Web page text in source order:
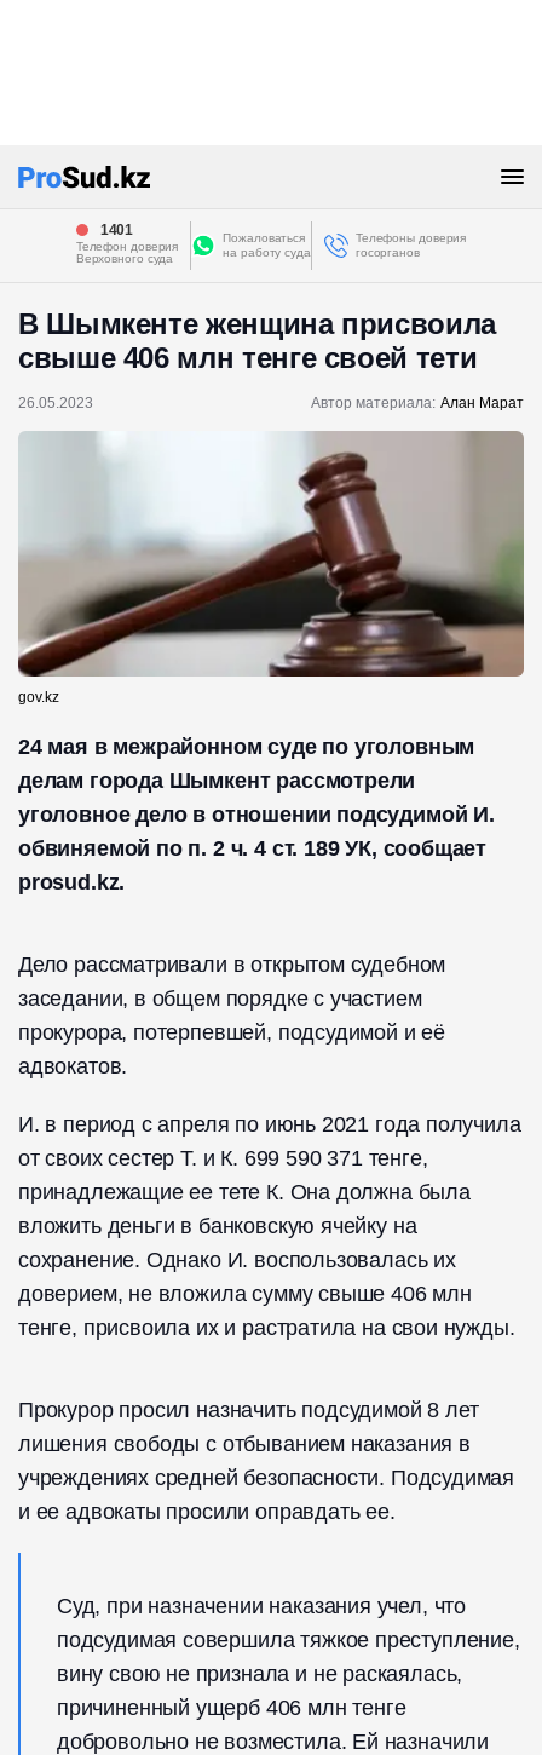
1401
Телефон доверия
Верховного суда
Пожаловаться
на работу суда
Телефоны доверия
госорганов
В Шымкенте женщина присвоила
свыше 406 млн тенге своей тети
26.05.2023 Автор материала: Алан Марат
gov.kz
24 мая в межрайонном суде по уголовным
делам города Шымкент рассмотрели
уголовное дело в отношении подсудимой И.
обвиняемой по п. 2 ч. 4 ст. 189 УК, сообщает
prosud.kz.
Дело рассматривали в открытом судебном
заседании, в общем порядке с участием
прокурора, потерпевшей, подсудимой и её
адвокатов.
И. в период с апреля по июнь 2021 года получила
от своих сестер Т. и К. 699 590 371 тенге,
принадлежащие ее тете К. Она должна была
вложить деньги в банковскую ячейку на
сохранение. Однако И. воспользовалась их
доверием, не вложила сумму свыше 406 млн
тенге, присвоила их и растратила на свои нужды.
Прокурор просил назначить подсудимой 8 лет
лишения свободы с отбыванием наказания в
учреждениях средней безопасности. Подсудимая
и ее адвокаты просили оправдать ее.
Суд, при назначении наказания учел, что
подсудимая совершила тяжкое преступление,
вину свою не признала и не раскаялась,
причиненный ущерб 406 млн тенге
добровольно не возместила. Ей назначили